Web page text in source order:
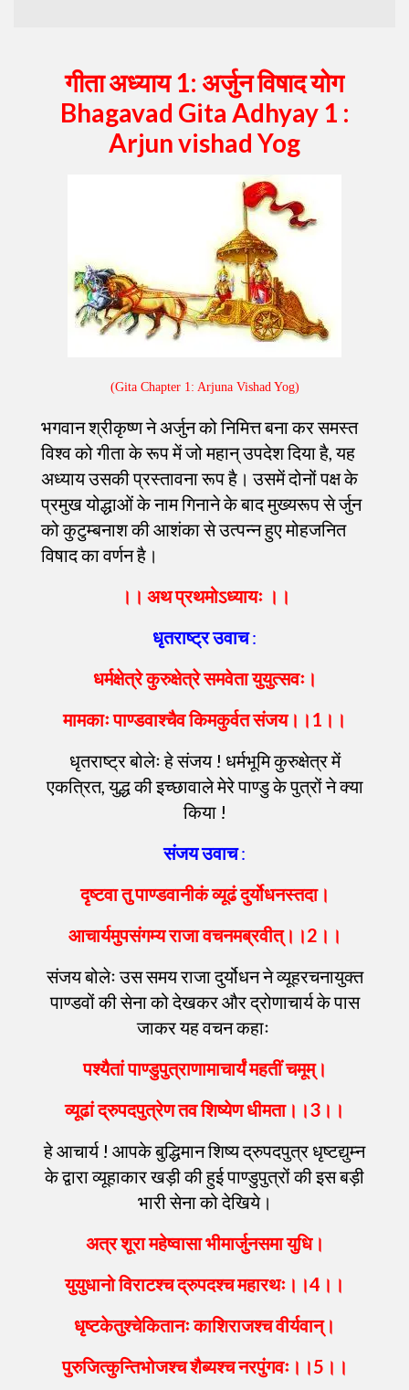
गीता अध्याय 1: अर्जुन विषाद योग
Bhagavad Gita Adhyay 1 :
Arjun vishad Yog
(Gita Chapter 1: Arjuna Vishad Yog)
भगवान श्रीकृष्ण ने अर्जुन को निमित्त बना कर समस्त
विश्व को गीता के रूप में जो महान् उपदेश दिया है, यह
अध्याय उसकी प्रस्तावना रूप है। उसमें दोनों पक्ष के
प्रमुख योद्धाओं के नाम गिनाने के बाद मुख्यरूप सेर्जुन
को कुटुम्बनाश की आशंका से उत्पन्न हुए मोहजनित
विषाद का वर्णन है।
।। अथप्रथमोऽध्यायः ।।
धृतराष्ट्रउवाच:
धर्मक्षेत्रेकुरुक्षेत्रेसमवेतायुयुत्सवः।
मामकाःपाण्डवाश्चैवकिमकुर्वतसंजय।। 1 ।।
धृतराष्ट्र बोलेः हे संजय ! धर्मभूमि कुरुक्षेत्र में
एकत्रित, युद्ध की इच्छावाले मेरे पाण्डु के पुत्रों ने क्या
किया !
संजयउवाच:
दृष्टवातुपाण्डवानीकंव्यूढंदुर्योधनस्तदा।
आचार्यमुपसंगम्यराजावचनमब्रवीत्।।2 ।।
संजय बोलेः उस समय राजा दुर्योधन ने व्यूहरचनायुक्त
पाण्डवों की सेना को देखकर और द्रोणाचार्य के पास
जाकर यह वचन कहाः
पश्यैतांपाण्डुपुत्राणामाचार्यंमहतींचमूम्।
व्यूढांद्रुपदपुत्रेणतवशिष्येणधीमता।।3 ।।
हे आचार्य ! आपके बुद्धिमान शिष्य द्रुपदपुत्र धृष्टद्युम्न
के द्वारा व्यूहाकार खड़ी की हुई पाण्डुपुत्रों की इस बड़ी
भारी सेना को देखिये।
अत्रशूरामहेष्वासाभीमार्जुनसमायुधि।
युयुधानोविराटश्चद्रुपदश्चमहारथः ।।4 ।।
धृष्टकेतुश्चेकितानःकाशिराजश्चवीर्यवान्।
पुरुजित्कुन्तिभोजश्चशैब्यश्चनरपुंगवः।।5 ।।